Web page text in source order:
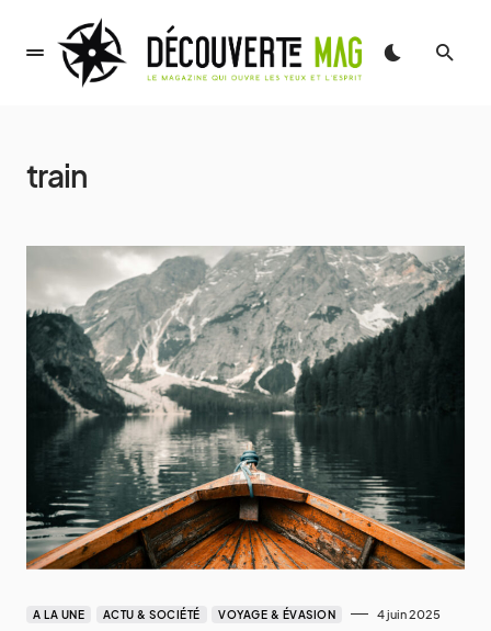
train
A LA UNE ACTU & SOCIÉTÉ VOYAGE & ÉVASION 4 juin 2025